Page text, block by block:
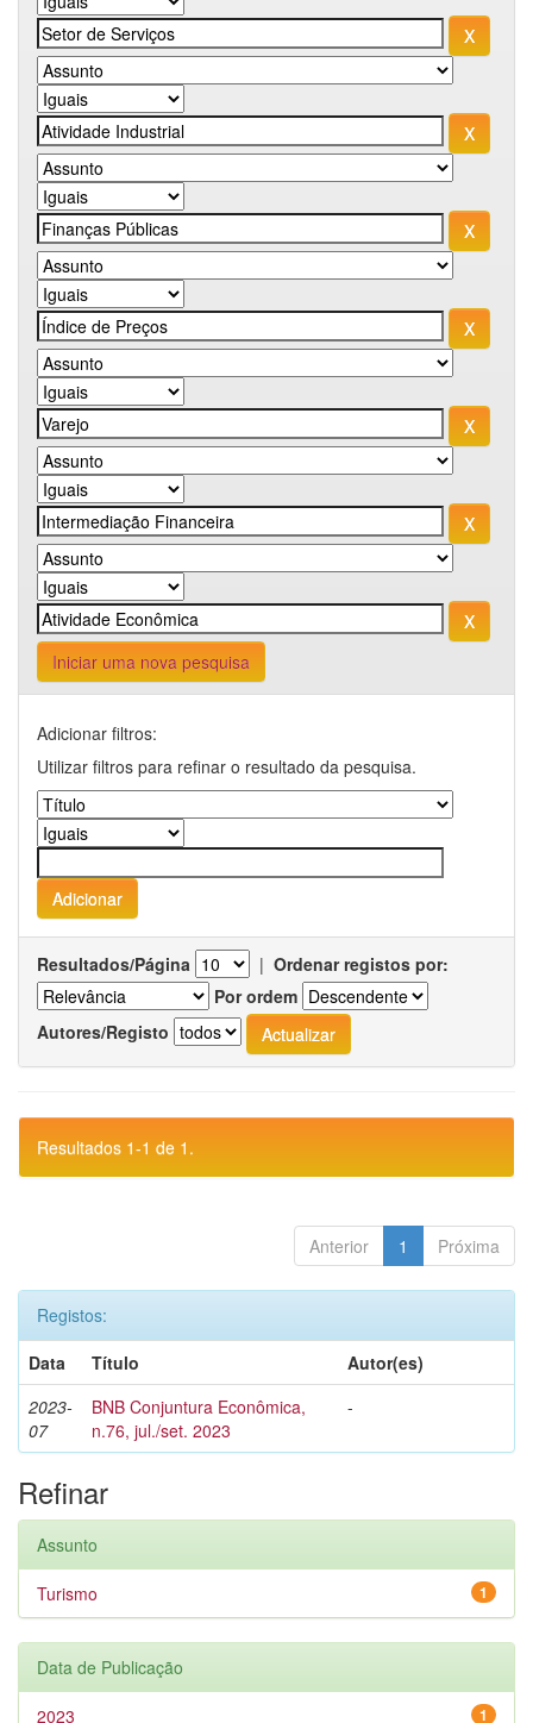
Iniciar uma nova pesquisa
Adicionar filtros:
Utilizar filtros para refinar o resultado da pesquisa.
Resultados/Página | Ordenar registos por:
Por ordem
Autores/Registo
Resultados 1-1 de 1.
Anterior 1 Próxima
Registos:
Data
Título
Autor(es)
2023-
07
BNB Conjuntura Econômica,
n.76, jul./set. 2023
-
Refinar
Assunto
1
Turismo
Data de Publicação
1
2023